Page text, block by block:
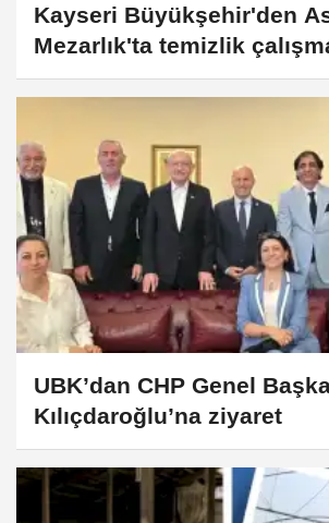
Kayseri Büyükşehir'den
Mezarlık'ta temizlik
UBK’dan CHP Genel
Kılıçdaroğlu’na ziyaret